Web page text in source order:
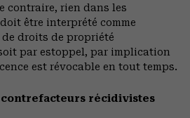
contraire, rien dans les
être interprété comme
droits de propriété
par estoppel, par implication
est révocable en tout temps.
contrefacteurs récidivistes